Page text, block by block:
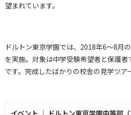
望まれています。
ドルトン東京学園では、2018年6～8月
を実施。対象は中学受験希望者と保護
です。完成したばかりの校舎の見学ツア
イベント ｜ ドルトン東京学園中等部（